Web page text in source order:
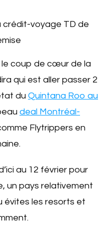
crédit-voyage TD de
le coup de cœur de la
qui est aller passer 2
du Quintana Roo au
deal Montréal-
Flytrippers en
au 12 février pour
un pays relativement
les resorts et